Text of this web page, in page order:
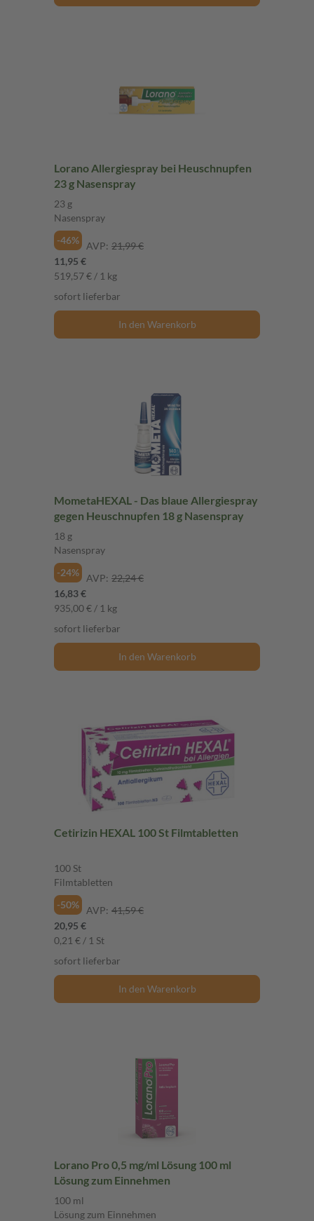
Lorano Allergiespray bei Heuschnupfen
23 g Nasenspray
23 g
Nasenspray
-46%
AVP: 21,99 €
11,95 €
519,57 € / 1 kg
sofort lieferbar
In den Warenkorb
MometaHEXAL - Das blaue Allergiespray
gegen Heuschnupfen 18 g Nasenspray
18 g
Nasenspray
-24%
AVP: 22,24 €
16,83 €
935,00 € / 1 kg
sofort lieferbar
In den Warenkorb
Cetirizin HEXAL 100 St Filmtabletten
100 St
Filmtabletten
-50%
AVP: 41,59 €
20,95 €
0,21 € / 1 St
sofort lieferbar
In den Warenkorb
Lorano Pro 0,5 mg/ml Lösung 100 ml
Lösung zum Einnehmen
100 ml
Lösung zum Einnehmen